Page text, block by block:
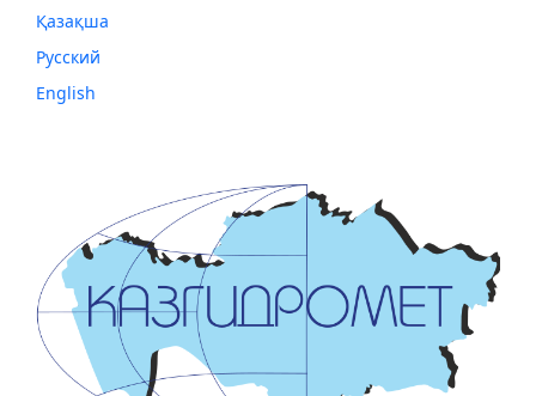
Қазақша
Русский
English